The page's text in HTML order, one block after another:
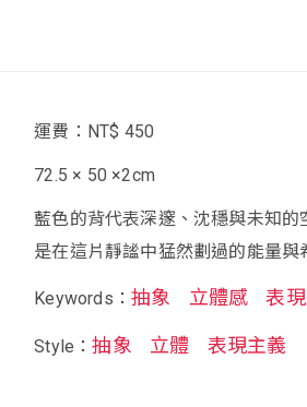
運費：NT$ 450
72.5 × 50 ×2cm
藍色的背代表深邃、沈穩與未知
是在這片靜謐中猛然劃過的能量與
Keywords：抽象 立體感 表
Style：抽象 立體 表現主義